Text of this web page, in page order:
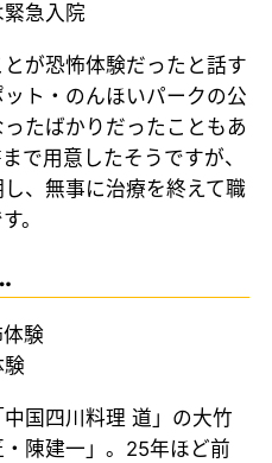
急入院
とが恐怖体験だったと話す
ト・のんほいパークの公
たばかりだったこともあ
で用意したそうですが、
、無事に治療を終えて職
。
験
国四川料理 道」の大竹
陳建一」。25年ほど前